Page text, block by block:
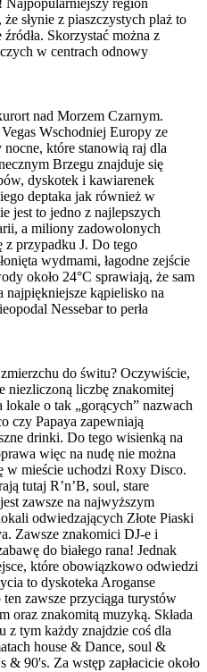
Najpopularniejszy region
słynie z piaszczystych plaż to
Skorzystać można z
w centrach odnowy
nad Morzem Czarnym.
Wschodniej Europy ze
które stanowią raj dla
Brzegu znajduje się
dyskotek i kawiarenek
deptaka jak również w
jest to jedno z najlepszych
a miliony zadowolonych
z przypadku J. Do tego
wydmami, łagodne zejście
około 24°C sprawiają, że sam
najpiękniejsze kąpielisko na
Nessebar to perła
do świtu? Oczywiście,
niezliczoną liczbę znakomitej
o tak „gorących” nazwach
czy Papaya zapewniają
drinki. Do tego wisienką na
więc na nudę nie można
w mieście uchodzi Roxy Disco.
tutaj R’n’B, soul, stare
zawsze na najwyższym
odwiedzających Złote Piaski
Zawsze znakomici DJ-e i
do białego rana! Jednak
które obowiązkowo odwiedzi
to dyskoteka Aroganse
zawsze przyciąga turystów
znakomitą muzyką. Składa
z tym każdy znajdzie coś dla
house & Dance, soul &
90's. Za wstęp zapłacicie około